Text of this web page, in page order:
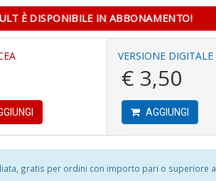
È DISPONIBILE IN ABBONAMENTO!
VERSIONE DIGITALE
€ 3,50
AGGIUNGI
gratis per ordini con importo pari o superiore a